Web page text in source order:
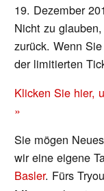
19. Dezember
Nicht zu
zurück. Wenn
der limitierten
Klicken Sie hier,
»
Sie mögen
wir eine eigene
Basler. Fürs